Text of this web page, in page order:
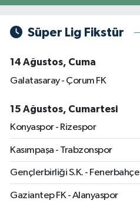
Süper Lig Fikstür
14 Ağustos, Cuma
Galatasaray - Çorum FK
15 Ağustos, Cumartesi
Konyaspor - Rizespor
Kasımpaşa - Trabzonspor
Gençlerbirliği S.K. - Fenerbahçe
Gaziantep FK - Alanyaspor